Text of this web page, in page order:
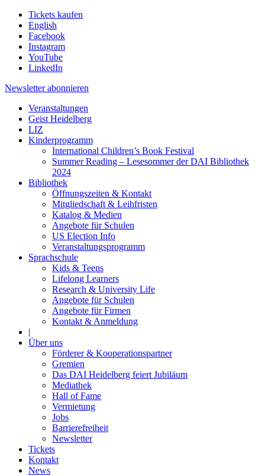
Tickets kaufen
English
Facebook
Instagram
YouTube
LinkedIn
Newsletter abonnieren
Veranstaltungen
Geist Heidelberg
LIZ
Kinderprogramm
International Children’s Book Festival
Summer Reading – Lesesommer der DAI Bibliothek
2024
Bibliothek
Öffnungszeiten & Kontakt
Mitgliedschaft & Leihfristen
Katalog & Medien
Angebote für Schulen
US Election Info
Veranstaltungsprogramm
Sprachschule
Kids & Teens
Lifelong Learners
Research & University Life
Angebote für Schulen
Angebote für Firmen
Kontakt & Anmeldung
|
Über uns
Förderer & Kooperationspartner
Gremien
Das DAI Heidelberg feiert Jubiläum
Mediathek
Hall of Fame
Vermietung
Jobs
Barrierefreiheit
Newsletter
Tickets
Kontakt
News